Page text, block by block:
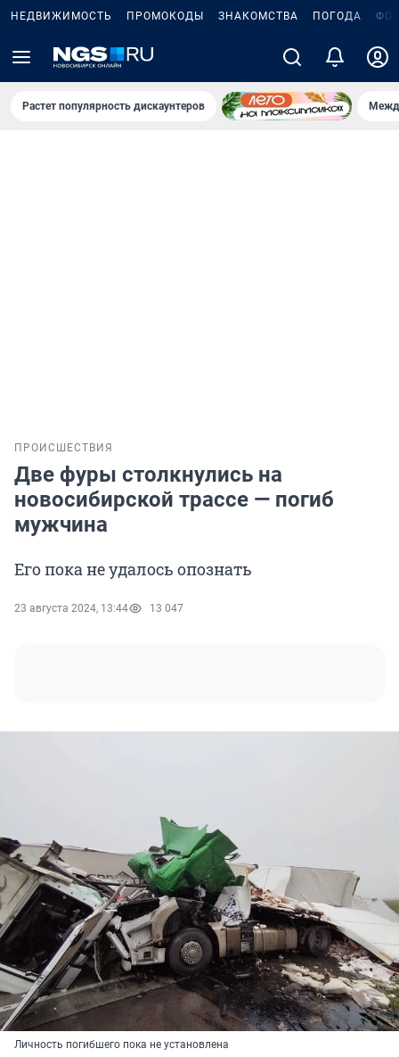
НЕДВИЖИМОСТЬ ПРОМОКОДЫ ЗНАКОМСТВА ПОГОДА
Растет популярность дискаунтеров
ПРОИСШЕСТВИЯ
Две фуры столкнулись на
новосибирской трассе — погиб
мужчина
Его пока не удалось опознать
23 августа 2024, 13:44 13 047
Личность погибшего пока не установлена